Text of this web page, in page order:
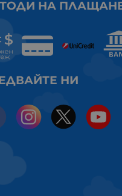
НА
НИ